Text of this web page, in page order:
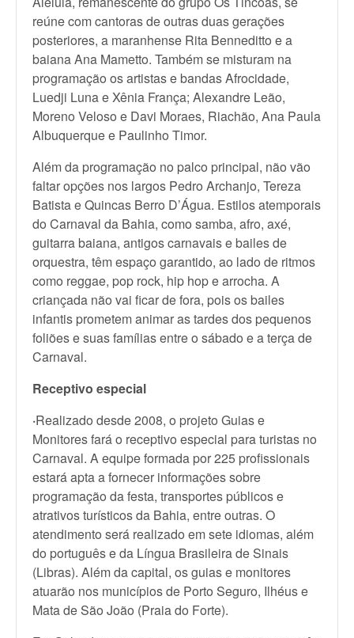
reúne com cantoras de outras duas gerações
posteriores, a maranhense Rita Benneditto e a
baiana Ana Mametto. Também se misturam na
programação os artistas e bandas Afrocidade,
Luedji Luna e Xênia França; Alexandre Leão,
Moreno Veloso e Davi Moraes, Riachão, Ana Paula
Albuquerque e Paulinho Timor.
Além da programação no palco principal, não vão
faltar opções nos largos Pedro Archanjo, Tereza
Batista e Quincas Berro D’Água. Estilos atemporais
do Carnaval da Bahia, como samba, afro, axé,
guitarra baiana, antigos carnavais e bailes de
orquestra, têm espaço garantido, ao lado de ritmos
como reggae, pop rock, hip hop e arrocha. A
criançada não vai ficar de fora, pois os bailes
infantis prometem animar as tardes dos pequenos
foliões e suas famílias entre o sábado e a terça de
Carnaval.
Receptivo especial
·Realizado desde 2008, o projeto Guias e
Monitores fará o receptivo especial para turistas no
Carnaval. A equipe formada por 225 profissionais
estará apta a fornecer informações sobre
programação da festa, transportes públicos e
atrativos turísticos da Bahia, entre outras. O
atendimento será realizado em sete idiomas, além
do português e da Língua Brasileira de Sinais
(Libras). Além da capital, os guias e monitores
atuarão nos municípios de Porto Seguro, Ilhéus e
Mata de São João (Praia do Forte).